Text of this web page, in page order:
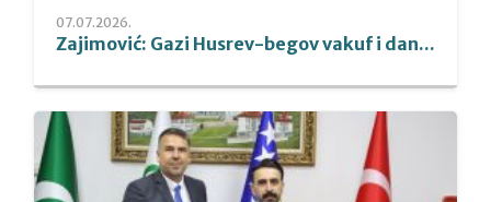
07.07.2026.
Zajimović: Gazi Husrev-begov vakuf i dan...